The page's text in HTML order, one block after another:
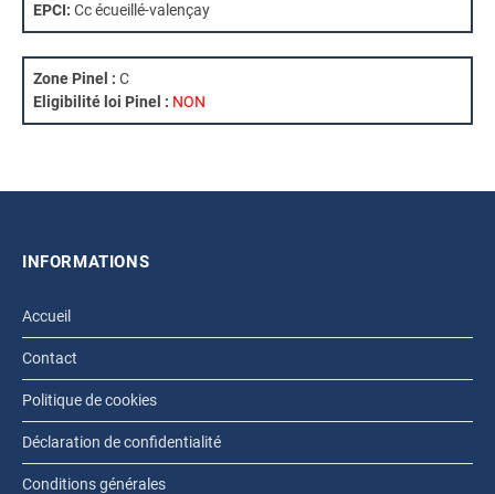
EPCI: Cc écueillé-valençay
Zone Pinel : C
Eligibilité loi Pinel : NON
INFORMATIONS
Accueil
Contact
Politique de cookies
Déclaration de confidentialité
Conditions générales